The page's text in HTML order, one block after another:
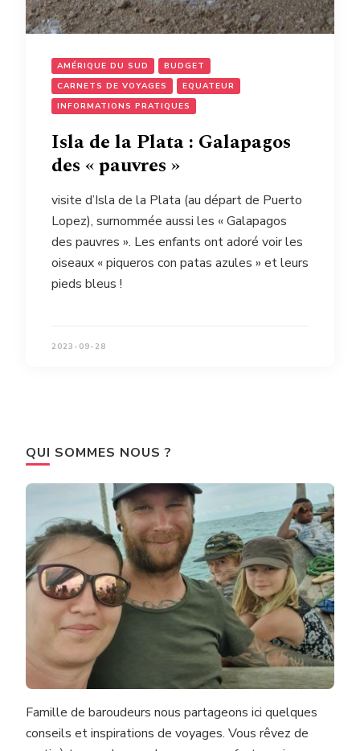
AMÉRIQUE DU SUD
BUDGET
CARNETS DE VOYAGES
EQUATEUR
INFORMATIONS PRATIQUES
Isla de la Plata : Galapagos
des « pauvres »
visite d’Isla de la Plata (au départ de Puerto
Lopez), surnommée aussi les « Galapagos
des pauvres ». Les enfants ont adoré voir les
oiseaux « piqueros con patas azules » et leurs
pieds bleus !
2023-09-28
QUI SOMMES NOUS ?
Famille de baroudeurs nous partageons ici quelques
conseils et inspirations de voyages. Vous rêvez de